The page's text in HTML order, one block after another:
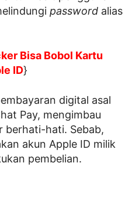
password alias
Bisa Bobol Kartu
ID}
digital asal
Pay, mengimbau
berhati-hati. Sebab,
akun Apple ID milik
pembelian.